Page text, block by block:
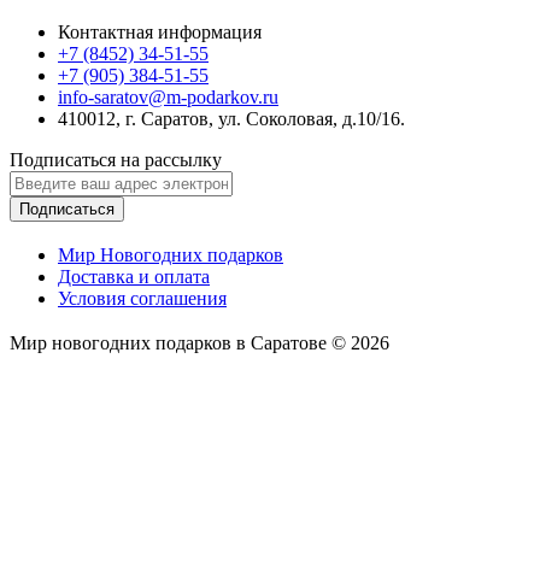
Контактная информация
+7 (8452) 34-51-55
+7 (905) 384-51-55
info-saratov@m-podarkov.ru
410012, г. Саратов, ул. Соколовая, д.10/16.
Подписаться на рассылку
Подписаться
Мир Новогодних подарков
Доставка и оплата
Условия соглашения
Мир новогодних подарков в Саратове © 2026